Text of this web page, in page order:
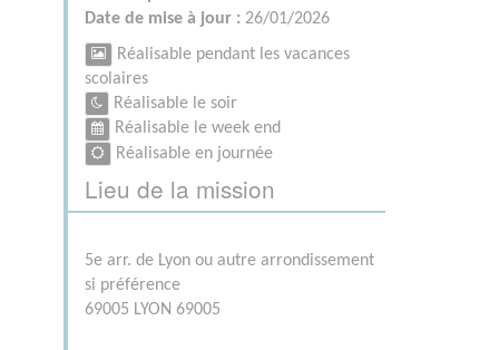
Date de mise à jour : 26/01/2026
Réalisable pendant les vacances
scolaires
Réalisable le soir
Réalisable le week end
Réalisable en journée
Lieu de la mission
5e arr. de Lyon ou autre arrondissement
si préférence
69005 LYON 69005